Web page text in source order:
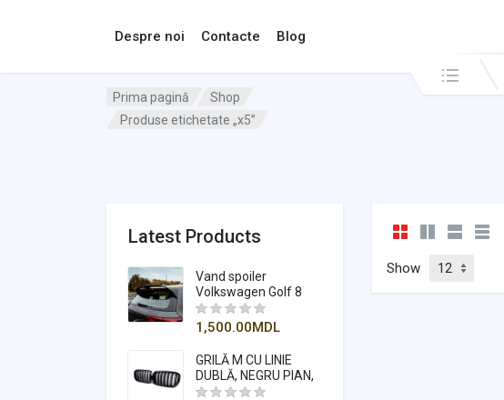
Despre noi Contacte Blog
Prima pagină
Shop
Produse etichetate „x5”
Latest Products
Vand spoiler
Volkswagen Golf 8
1,500.00MDL
GRILĂ M CU LINIE
DUBLĂ, NEGRU PIAN,
COMPATIBILĂ
Show